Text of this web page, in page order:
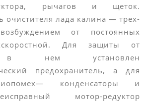
рычагов и щеток.
очистителя лада калина — трех-
от постоянных
Для защиты от
в нем установлен
предохранитель, а для
конденсаторы и
мотор-редуктор